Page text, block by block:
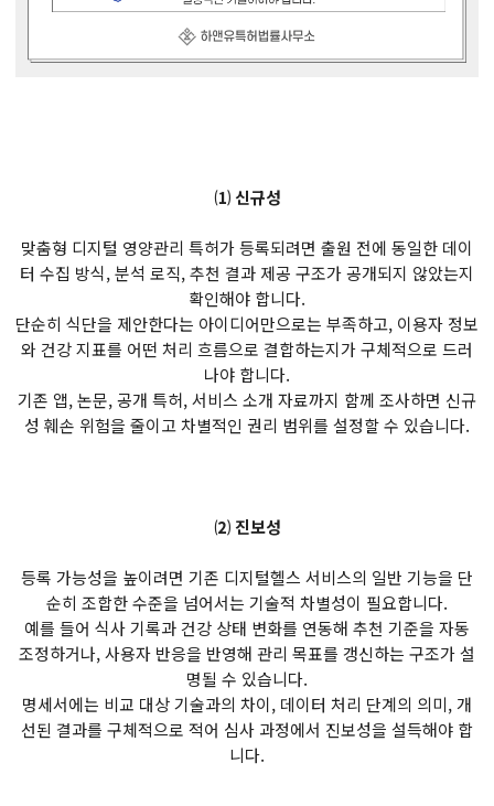
⑴ 신규성
맞춤형 디지털 영양관리 특허가 등록되려면 출원 전에 동일한 데이
터 수집 방식, 분석 로직, 추천 결과 제공 구조가 공개되지 않았는지
확인해야 합니다.
단순히 식단을 제안한다는 아이디어만으로는 부족하고, 이용자 정보
와 건강 지표를 어떤 처리 흐름으로 결합하는지가 구체적으로 드러
나야 합니다.
기존 앱, 논문, 공개 특허, 서비스 소개 자료까지 함께 조사하면 신규
성 훼손 위험을 줄이고 차별적인 권리 범위를 설정할 수 있습니다.
⑵ 진보성
등록 가능성을 높이려면 기존 디지털헬스 서비스의 일반 기능을 단
순히 조합한 수준을 넘어서는 기술적 차별성이 필요합니다.
예를 들어 식사 기록과 건강 상태 변화를 연동해 추천 기준을 자동
조정하거나, 사용자 반응을 반영해 관리 목표를 갱신하는 구조가 설
명될 수 있습니다.
명세서에는 비교 대상 기술과의 차이, 데이터 처리 단계의 의미, 개
선된 결과를 구체적으로 적어 심사 과정에서 진보성을 설득해야 합
니다.